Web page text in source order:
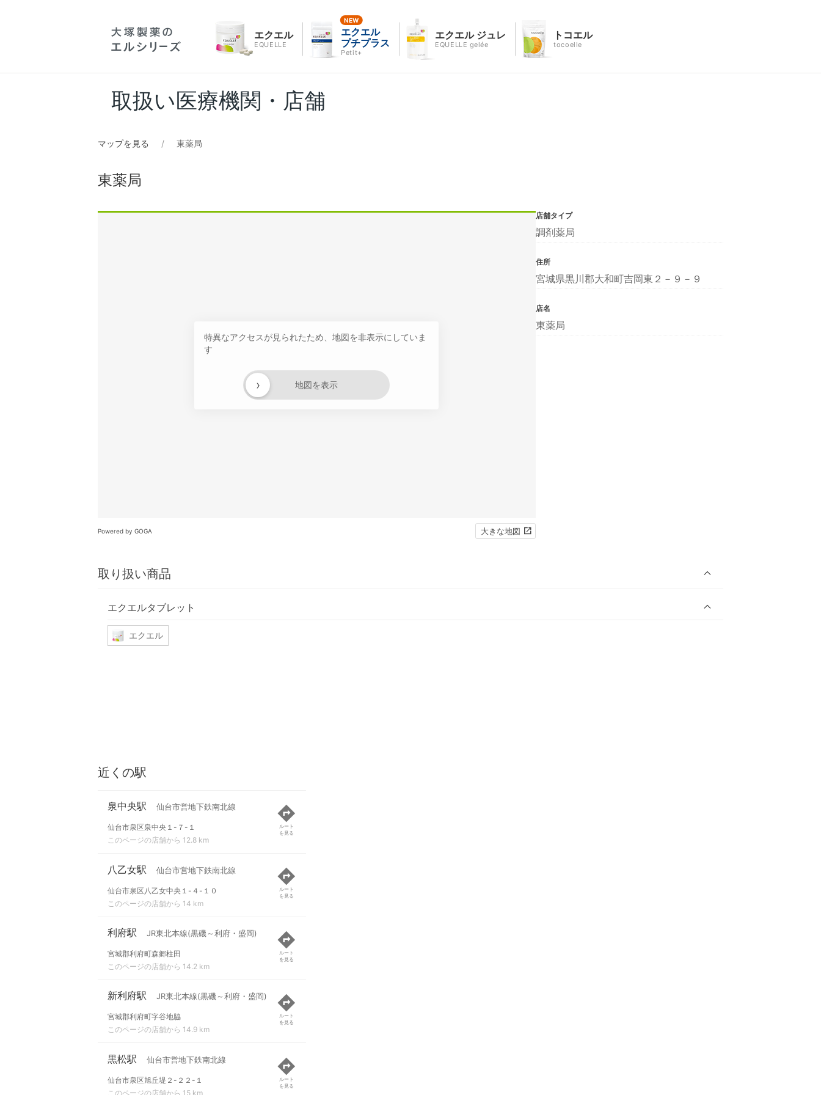
エクエル
EQUELLE
エクエル
プチプラス
Petit+
エクエル ジュレ
EQUELLE gelée
トコエル
tocoelle
取扱い医療機関・店舗
マップを見る 東薬局
東薬局
特異なアクセスが見られたため、地図を非表示にしていま
す
地図を表示
›
Powered by GOGA 大きな地図
取り扱い商品
エクエルタブレット
エクエル
店舗タイプ
調剤薬局
住所
宮城県黒川郡大和町吉岡東２－９－９
店名
東薬局
近くの駅
泉中央駅 仙台市営地下鉄南北線
仙台市泉区泉中央１-７-１
このページの店舗から 12.8 km
ルート
を見る
八乙女駅 仙台市営地下鉄南北線
仙台市泉区八乙女中央１-４-１０
このページの店舗から 14 km
ルート
を見る
利府駅 JR東北本線(黒磯～利府・盛岡)
宮城郡利府町森郷柱田
このページの店舗から 14.2 km
ルート
を見る
新利府駅 JR東北本線(黒磯～利府・盛岡)
宮城郡利府町字谷地脇
このページの店舗から 14.9 km
ルート
を見る
黒松駅 仙台市営地下鉄南北線
仙台市泉区旭丘堤２-２２-１
このページの店舗から 15 km
ルート
を見る